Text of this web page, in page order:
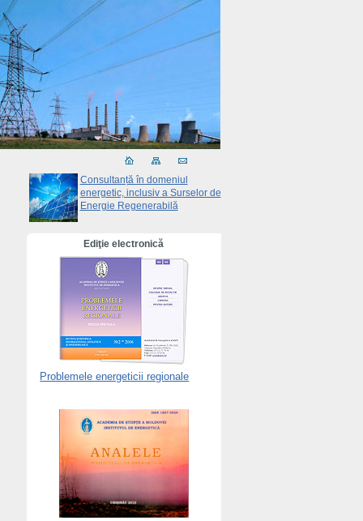
Consultanță în domeniul
energetic, inclusiv a Surselor de
Energie Regenerabilă
Ediţie electronică
Problemele energeticii regionale